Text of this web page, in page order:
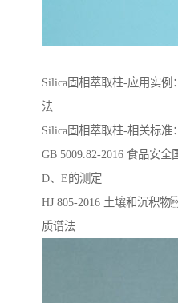
Silica固相萃取柱-应用实
法
Silica固相萃取柱-相关标准：
GB 5009.82-2016 ⻝品安全
D、E的测定
HJ 805-2016 ⼟壤和沉积
质谱法